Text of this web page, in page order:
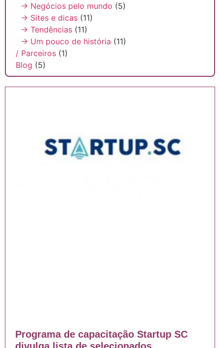
Programa de capacitação Startup SC
→ Negócios pelo mundo (5)
→ Sites e dicas (11)
→ Tendências (11)
→ Um pouco de história (11)
/ Parceiros (1)
Blog (5)